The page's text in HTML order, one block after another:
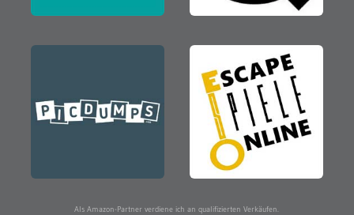
Als Amazon-Partner verdiene ich an qualifizierten Verkäufen.